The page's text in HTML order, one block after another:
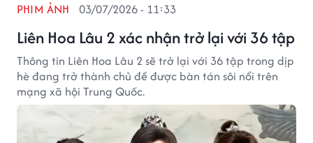
Liên Hoa Lâu 2 xác nhận trở lại với 36 tập
PHIM ẢNH 03/07/2026 - 11:33
Thông tin Liên Hoa Lâu 2 sẽ trở lại với 36 tập trong dịp
hè đang trở thành chủ đề được bàn tán sôi nổi trên
mạng xã hội Trung Quốc.